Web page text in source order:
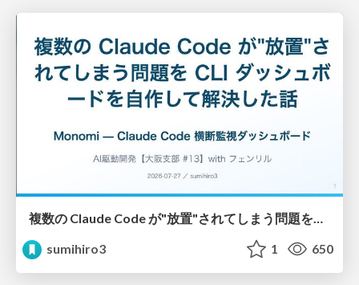
複数の Claude Code が"放置"されてしまう問題をCLI ダッシュボードを自作して解決した話
sumihiro3
1 650